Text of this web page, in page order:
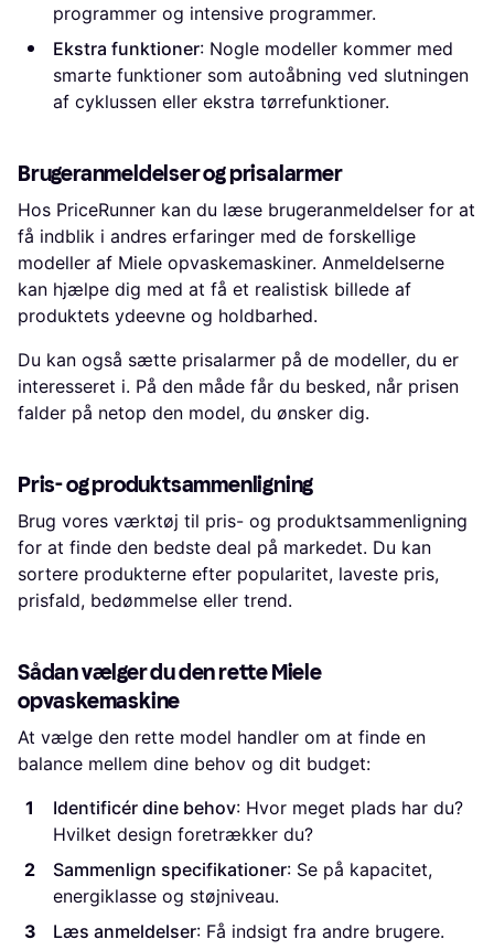
programmer og intensive programmer.
Ekstra funktioner: Nogle modeller kommer med
smarte funktioner som autoåbning ved slutningen
af cyklussen eller ekstra tørrefunktioner.
Brugeranmeldelser og prisalarmer
Hos PriceRunner kan du læse brugeranmeldelser for at
få indblik i andres erfaringer med de forskellige
modeller af Miele opvaskemaskiner. Anmeldelserne
kan hjælpe dig med at få et realistisk billede af
produktets ydeevne og holdbarhed.
Du kan også sætte prisalarmer på de modeller, du er
interesseret i. På den måde får du besked, når prisen
falder på netop den model, du ønsker dig.
Pris- og produktsammenligning
Brug vores værktøj til pris- og produktsammenligning
for at finde den bedste deal på markedet. Du kan
sortere produkterne efter popularitet, laveste pris,
prisfald, bedømmelse eller trend.
Sådan vælger du den rette Miele
opvaskemaskine
At vælge den rette model handler om at finde en
balance mellem dine behov og dit budget:
Identificér dine behov: Hvor meget plads har du?
Hvilket design foretrækker du?
Sammenlign specifikationer: Se på kapacitet,
energiklasse og støjniveau.
Læs anmeldelser: Få indsigt fra andre brugere.